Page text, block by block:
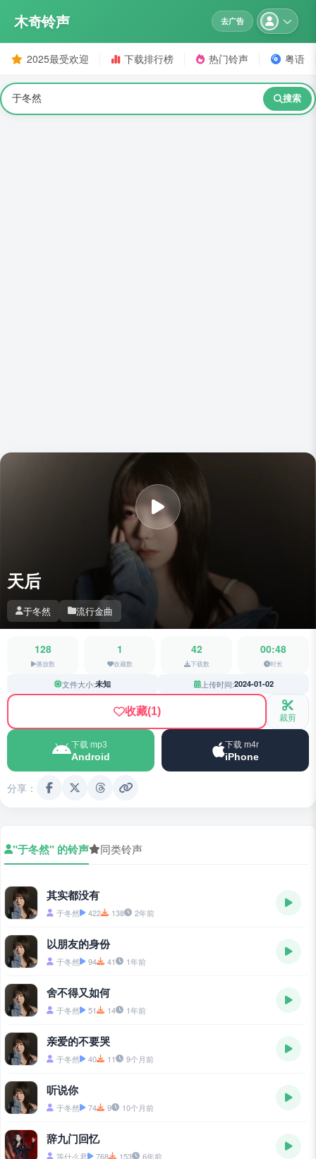
木奇铃声 去广告
2025最受欢迎 下载排行榜 热门铃声 粤语
搜索
天后
于冬然 流行金曲
128
播放数
1
收藏数
42
下载数
00:48
时长
文件大小:未知 上传时间:2024-01-02
收藏(1) 裁剪
下载 mp3
Android
下载 m4r
iPhone
分享：
"于冬然" 的铃声 同类铃声
其实都没有
于冬然 422 138 2年前
以朋友的身份
于冬然 94 41 1年前
舍不得又如何
于冬然 51 14 1年前
亲爱的不要哭
于冬然 40 11 9个月前
听说你
于冬然 74 9 10个月前
辞九门回忆
等什么君 768 153 6年前